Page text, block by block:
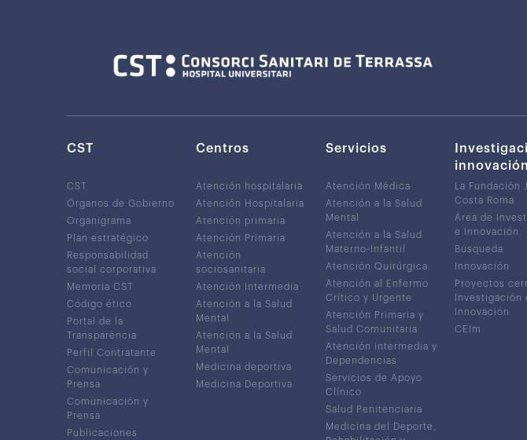
CST
CST
Órganos de Gobierno
Organigrama
Plan estratégico
Responsabilidad
social corporativa
Memoria CST
Código ético
Portal de la
Transparència
Perfil Contratante
Comunicación y
Prensa
Comunicación y
Prensa
Publicaciones
Centros
Atención hospitalaria
Atención Hospitalaria
Atención primaria
Atención Primaria
Atención
sociosanitaria
Atención Intermedia
Atención a la Salud
Mental
Atención a la Salud
Mental
Medicina deportiva
Medicina Deportiva
Servicios
Atención Médica
Atención a la Salud
Mental
Atención a la Salud
Materno-Infantil
Atención Quirúrgica
Atención al Enfermo
Crítico y Urgente
Atención Primaria y
Salud Comunitaria
Atención intermedia y
Dependencias
Servicios de Apoyo
Clínico
Salud Penitenciaria
Medicina del Deporte,
innovación
La Fundación
Costa Roma
Área de
e Innovación
Búsqueda
Innovación
Proyectos
Investigación
Innovación
CEIm